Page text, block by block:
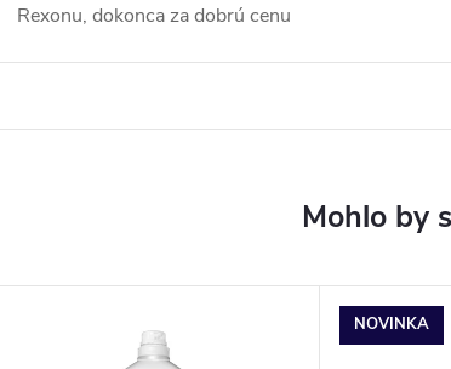
NOVINKA
Rexonu, dokonca za dobrú cenu